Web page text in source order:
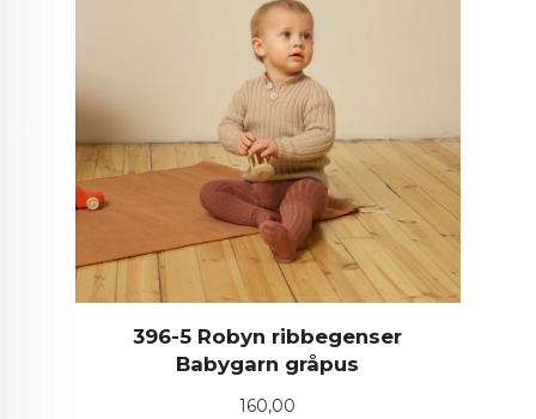
396-5 Robyn ribbegenser
Babygarn gråpus
Pris
160,00